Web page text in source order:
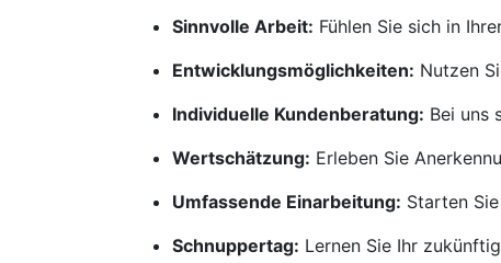
Sinnvolle Arbeit: Fühlen Sie sich in
Entwicklungsmöglichkeiten: Nutzen
Individuelle Kundenberatung: Bei uns
Wertschätzung: Erleben Sie
Umfassende Einarbeitung: Starten
Schnuppertag: Lernen Sie Ihr